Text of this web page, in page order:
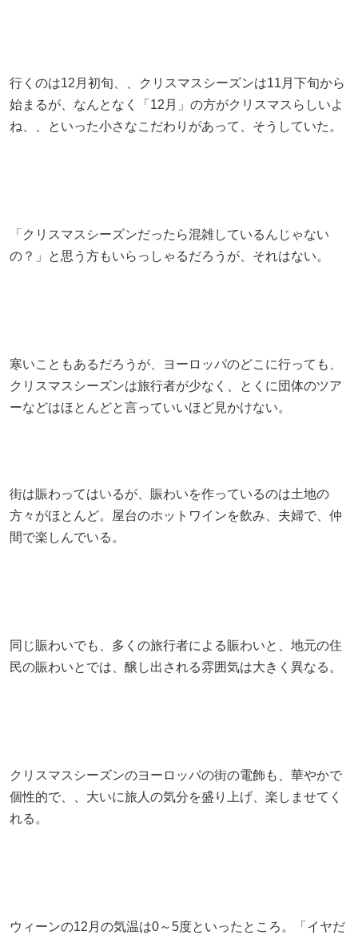
行くのは12月初旬、、クリスマスシーズンは11月下旬から
始まるが、なんとなく「12月」の方がクリスマスらしいよ
ね、、といった小さなこだわりがあって、そうしていた。
「クリスマスシーズンだったら混雑しているんじゃない
の？」と思う方もいらっしゃるだろうが、それはない。
寒いこともあるだろうが、ヨーロッパのどこに行っても、
クリスマスシーズンは旅行者が少なく、とくに団体のツア
ーなどはほとんどと言っていいほど見かけない。
街は賑わってはいるが、賑わいを作っているのは土地の
方々がほとんど。屋台のホットワインを飲み、夫婦で、仲
間で楽しんでいる。
同じ賑わいでも、多くの旅行者による賑わいと、地元の住
民の賑わいとでは、醸し出される雰囲気は大きく異なる。
クリスマスシーズンのヨーロッパの街の電飾も、華やかで
個性的で、、大いに旅人の気分を盛り上げ、楽しませてく
れる。
ウィーンの12月の気温は0～5度といったところ。「イヤだ